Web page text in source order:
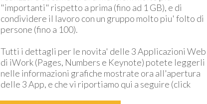
"importanti" rispetto a prima (fino ad 1 GB), e di
condividere il lavoro con un gruppo molto piu' folto di
persone (fino a 100).
Tutti i dettagli per le novita' delle 3 Applicazioni Web
di iWork (Pages, Numbers e Keynote) potete leggerli
nelle informazioni grafiche mostrate ora all'apertura
delle 3 App, e che vi riportiamo qui a seguire (click